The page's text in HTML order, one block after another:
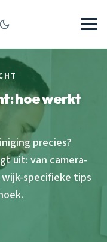
hoe werkt
precies?
uit: van camera-
specifieke tips